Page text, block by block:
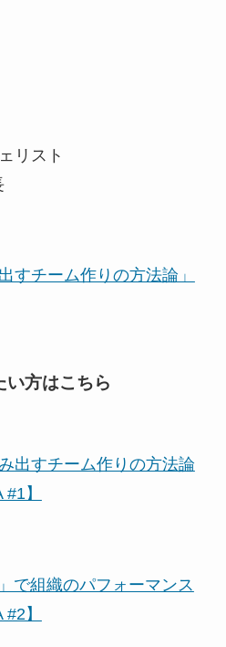
リスト
すチーム作りの方法論」
い方はこちら
出すチーム作りの方法論
】
で組織のパフォーマンス
】